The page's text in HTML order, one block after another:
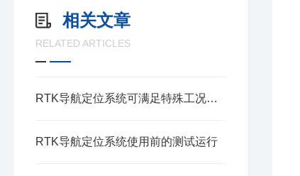
相关文章
RELATED ARTICLES
RTK导航定位系统可满足特殊工况要求
RTK导航定位系统使用前的测试运行